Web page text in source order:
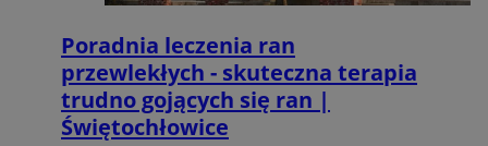
Poradnia leczenia ran
przewlekłych - skuteczna terapia
trudno gojących się ran |
Świętochłowice